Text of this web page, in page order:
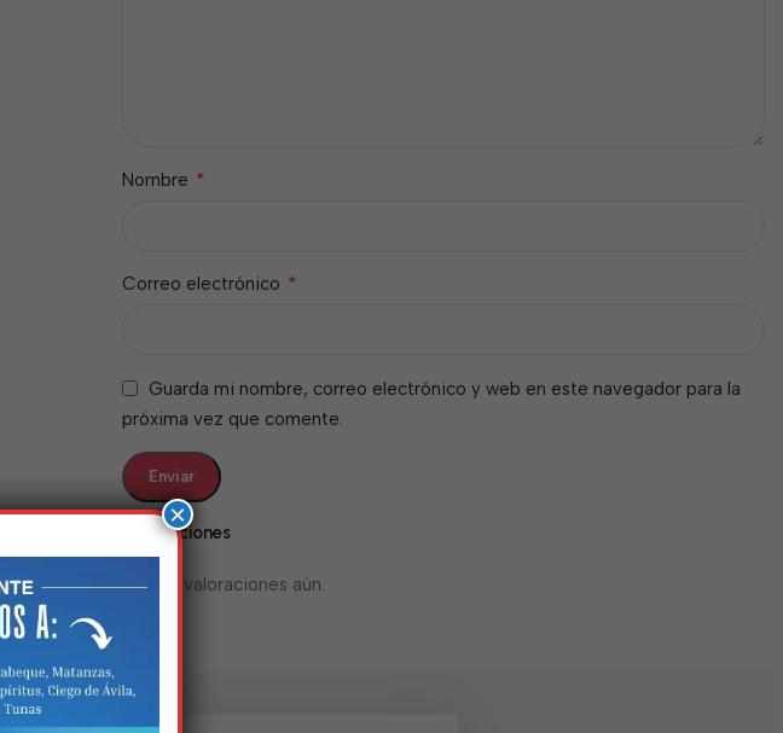
Valoraciones
No hay valoraciones aún.
Nombre *
Correo electrónico *
Guarda mi nombre, correo electrónico y web en este navegador para la
próxima vez que comente.
×